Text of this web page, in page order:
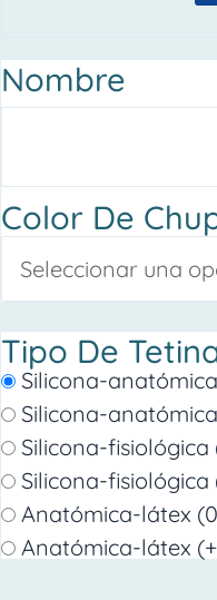
Nombre
Color De
Tipo De
Silicona-
Silicona-
Silicona-
Silicona-fisiológica
Anatómica-látex
Anatómica-látex
cantidad